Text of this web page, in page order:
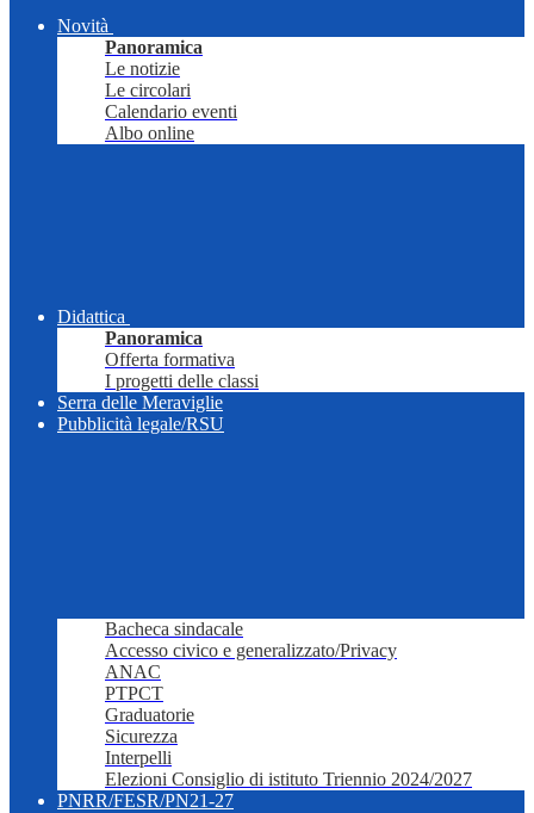
Novità
Panoramica
Le notizie
Le circolari
Calendario eventi
Albo online
Didattica
Panoramica
Offerta formativa
I progetti delle classi
Serra delle Meraviglie
Pubblicità legale/RSU
Bacheca sindacale
Accesso civico e generalizzato/Privacy
ANAC
PTPCT
Graduatorie
Sicurezza
Interpelli
Elezioni Consiglio di istituto Triennio 2024/2027
PNRR/FESR/PN21-27